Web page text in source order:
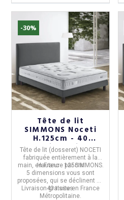
-30%
Tête de lit
SIMMONS Noceti
H.125cm - 40
coloris 5 tailles
Tête de lit (dosseret) NOCETI
fabriquée entièrement à la
main, enFrance parSIMMONS.
Hauteur : 125cm
5 dimensions vous sont
proposées, qui se déclinent en
40 tissus.
Livraison gratuite en France
Métropolitaine.